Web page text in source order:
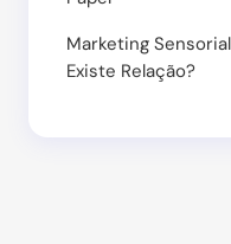
Marketing
Existe Relação?